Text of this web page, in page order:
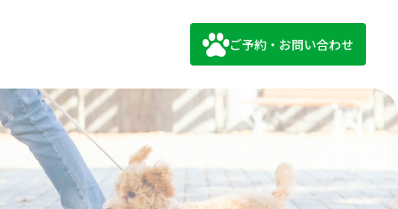
ご予約・お問い合わせ